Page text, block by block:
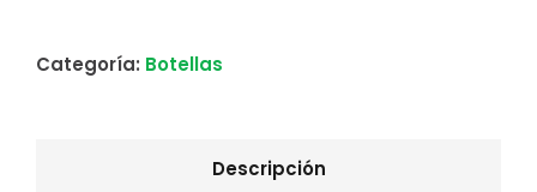
Categoría: Botellas
Descripción